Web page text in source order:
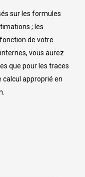
sur les formules
; les
de votre
vous aurez
que pour les traces
calcul approprié en